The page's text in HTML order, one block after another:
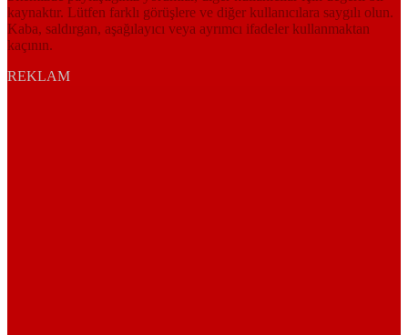
kaynaktır. Lütfen farklı görüşlere ve diğer kullanıcılara saygılı olun.
Kaba, saldırgan, aşağılayıcı veya ayrımcı ifadeler kullanmaktan
kaçının.
REKLAM